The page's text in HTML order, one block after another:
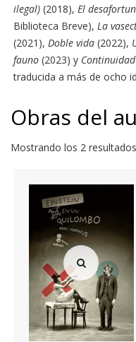
ilegal) (2018), El
Biblioteca Breve), La
(2021), Doble vida (2022),
fauno (2023) y
traducida a más de ocho
Obras del
Mostrando los 2 resultados